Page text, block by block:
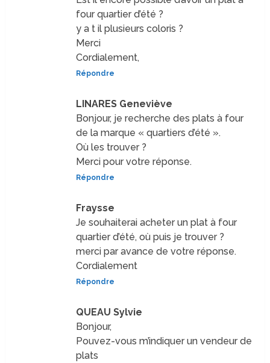
four quartier d’été ?
y a t il plusieurs coloris ?
Merci
Cordialement,
Répondre
LINARES Geneviève
Bonjour, je recherche des plats à four
de la marque « quartiers d’été ».
Où les trouver ?
Merci pour votre réponse.
Répondre
Fraysse
Je souhaiterai acheter un plat à four
quartier d’été, où puis je trouver ?
merci par avance de votre réponse.
Cordialement
Répondre
QUEAU Sylvie
Bonjour,
Pouvez-vous m’indiquer un vendeur de
plats